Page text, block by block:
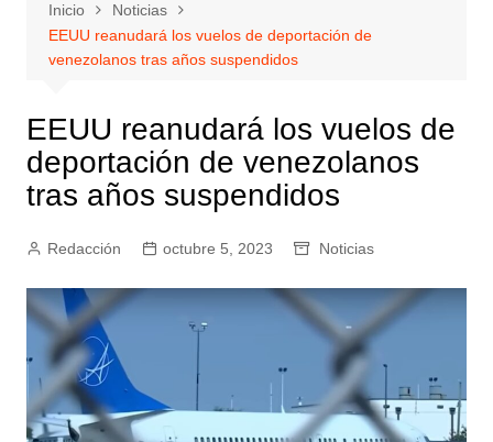
Inicio
Noticias
EEUU reanudará los vuelos de deportación de
venezolanos tras años suspendidos
EEUU reanudará los vuelos de
deportación de venezolanos
tras años suspendidos
Redacción octubre 5, 2023 Noticias